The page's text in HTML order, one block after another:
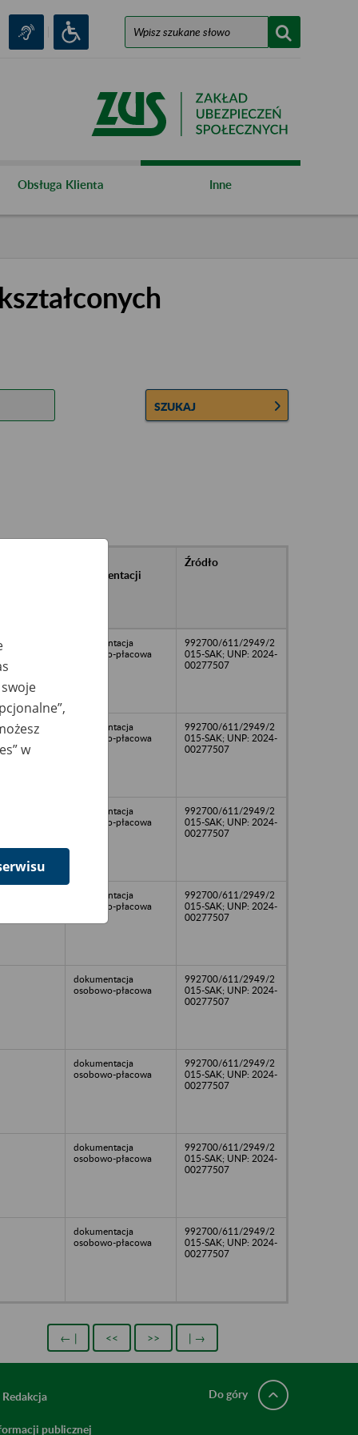
Obsługa Klienta Inne
SZUKAJ
dokumentacji
Źródło
dokumentacja
osobowo-płacowa
992700/611/2949/2
015-SAK; UNP: 2024-
00277507
dokumentacja
osobowo-płacowa
992700/611/2949/2
015-SAK; UNP: 2024-
00277507
dokumentacja
osobowo-płacowa
992700/611/2949/2
015-SAK; UNP: 2024-
00277507
dokumentacja
osobowo-płacowa
992700/611/2949/2
015-SAK; UNP: 2024-
00277507
dokumentacja
osobowo-płacowa
992700/611/2949/2
015-SAK; UNP: 2024-
00277507
dokumentacja
osobowo-płacowa
992700/611/2949/2
015-SAK; UNP: 2024-
00277507
dokumentacja
osobowo-płacowa
992700/611/2949/2
015-SAK; UNP: 2024-
00277507
dokumentacja
osobowo-płacowa
992700/611/2949/2
015-SAK; UNP: 2024-
00277507
← | << >> | →
Redakcja
publicznej
Do góry
w